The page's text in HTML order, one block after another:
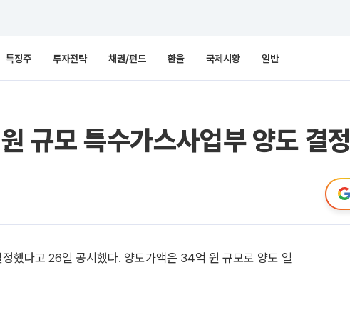
특징주 투자전략 채권/펀드 환율 국제시황 일반
규모 특수가스사업부 양도 결정
했다고 26일 공시했다. 양도가액은 34억 원 규모로 양도 일